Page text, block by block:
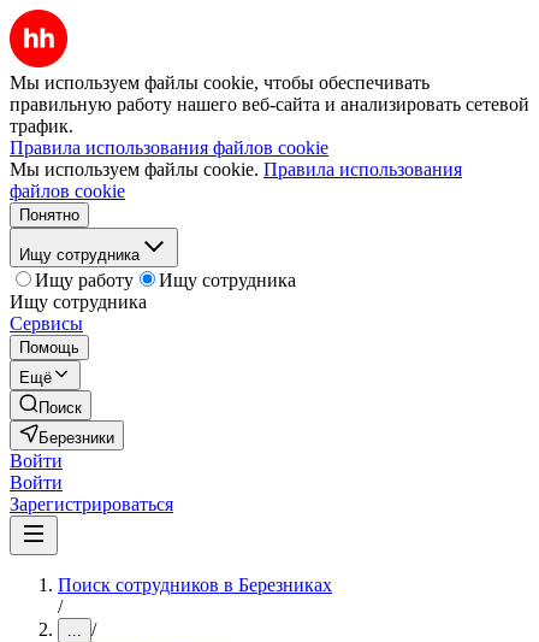
Мы используем файлы cookie, чтобы обеспечивать
правильную работу нашего веб-сайта и анализировать сетевой
трафик.
Правила использования файлов cookie
Мы используем файлы cookie. Правила использования
файлов cookie
Понятно
Ищу сотрудника
Ищу работу
Ищу сотрудника
Ищу сотрудника
Сервисы
Помощь
Ещё
Поиск
Березники
Войти
Войти
Зарегистрироваться
Поиск сотрудников в Березниках
/
... /